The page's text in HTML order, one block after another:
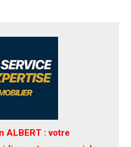
ALBERT : votre